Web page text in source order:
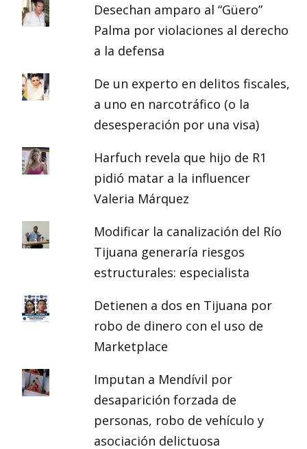
Desechan amparo al “Güero”
Palma por violaciones al derecho
a la defensa
De un experto en delitos fiscales,
a uno en narcotráfico (o la
desesperación por una visa)
Harfuch revela que hijo de R1
pidió matar a la influencer
Valeria Márquez
Modificar la canalización del Río
Tijuana generaría riesgos
estructurales: especialista
Detienen a dos en Tijuana por
robo de dinero con el uso de
Marketplace
Imputan a Mendívil por
desaparición forzada de
personas, robo de vehículo y
asociación delictuosa